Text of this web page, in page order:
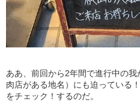
ああ、前回から2年間で進行中の
肉店がある地名）にも迫っている
をチェック！するのだ。